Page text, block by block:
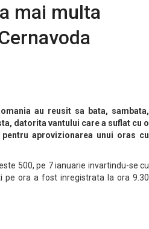
mai multa
au reusit sa bata, sambata,
datorita vantului care a suflat cu o
aprovizionarea unui oras cu
500, pe 7 ianuarie invartindu-se cu
pe ora a fost inregistrata la ora 9.30